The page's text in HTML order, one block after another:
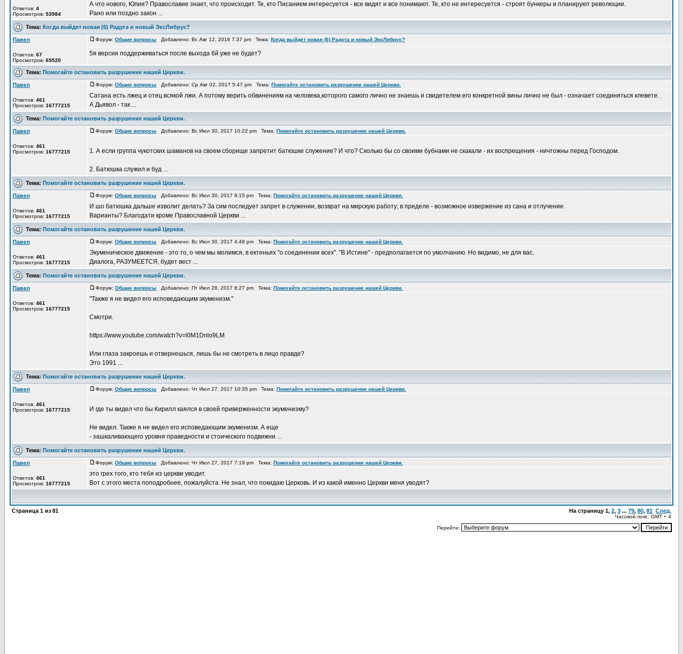
Ответов: 4
Просмотров: 53984
А что нового, Юлия? Православие знает, что происходит. Те, кто Писанием интересуется - все видят и все понимают. Те, кто не интересуется - строят бункеры и планируют революции.
Рано или поздно закон ...
Тема: Когда выйдет новая (6) Радуга и новый ЭксЛибрус?
Павел
Ответов: 67
Просмотров: 65520
Форум: Общие вопросы Добавлено: Вс Авг 12, 2018 7:37 pm Тема: Когда выйдет новая (6) Радуга и новый ЭксЛибрус?
5я версия поддерживаться после выхода 6й уже не будет?
Тема: Помогайте остановить разрушение нашей Церкви.
Павел
Ответов: 461
Просмотров: 16777215
Форум: Общие вопросы Добавлено: Ср Авг 02, 2017 5:47 pm Тема: Помогайте остановить разрушение нашей Церкви.
Сатана есть лжец и отец всякой лжи. А потому верить обвинениям на человека,которого самого лично не знаешь и свидетелем его конкретной вины лично не был - означает соединяться клевете.
А Дьявол - так ...
Тема: Помогайте остановить разрушение нашей Церкви.
Павел
Ответов: 461
Просмотров: 16777215
Форум: Общие вопросы Добавлено: Вс Июл 30, 2017 10:22 pm Тема: Помогайте остановить разрушение нашей Церкви.
1. А если группа чукотских шаманов на своем сборище запретит батюшке служение? И что? Сколько бы со своими бубнами не скакали - их воспрещения - ничтожны перед Господом.
2. Батюшка служил и буд ...
Тема: Помогайте остановить разрушение нашей Церкви.
Павел
Ответов: 461
Просмотров: 16777215
Форум: Общие вопросы Добавлено: Вс Июл 30, 2017 8:15 pm Тема: Помогайте остановить разрушение нашей Церкви.
И шо батюшка дальше изволит делать? За сим последует запрет в служении, возврат на мирскую работу; в пределе - возможное извержение из сана и отлучение.
Варианты? Благодати кроме Православной Церкви ...
Тема: Помогайте остановить разрушение нашей Церкви.
Павел
Ответов: 461
Просмотров: 16777215
Форум: Общие вопросы Добавлено: Вс Июл 30, 2017 4:48 pm Тема: Помогайте остановить разрушение нашей Церкви.
Экуменическое движение - это то, о чем мы молимся, в ектеньях "о соединении всех". "В Истине" - предполагается по умолчанию. Но видимо, не для вас.
Диалога, РАЗУМЕЕТСЯ, будет вест ...
Тема: Помогайте остановить разрушение нашей Церкви.
Павел
Ответов: 461
Просмотров: 16777215
Форум: Общие вопросы Добавлено: Пт Июл 28, 2017 8:27 pm Тема: Помогайте остановить разрушение нашей Церкви.
"Также я не видел его исповедающим экуменизм."
Смотри.
https://www.youtube.com/watch?v=l0M1Dnlo9LM
Или глаза закроешь и отвернешься, лишь бы не смотреть в лицо правде?
Это 1991 ...
Тема: Помогайте остановить разрушение нашей Церкви.
Павел
Ответов: 461
Просмотров: 16777215
Форум: Общие вопросы Добавлено: Чт Июл 27, 2017 10:35 pm Тема: Помогайте остановить разрушение нашей Церкви.
И где ты видел что бы Кирилл каялся в своей приверженности экуменизму?
Не видел. Также я не видел его исповедающим экуменизм. А еще
- зашкаливающего уровня праведности и стоического подвижни ...
Тема: Помогайте остановить разрушение нашей Церкви.
Павел
Ответов: 461
Просмотров: 16777215
Форум: Общие вопросы Добавлено: Чт Июл 27, 2017 7:19 pm Тема: Помогайте остановить разрушение нашей Церкви.
это грех того, кто тебя из церкви уводит.
Вот с этого места поподробнее, пожалуйста. Не знал, что покидаю Церковь. И из какой именно Церкви меня уводят?
Страница 1 из 81 На страницу 1, 2, 3 ... 79, 80, 81 След.
Часовой пояс: GMT + 4
Перейти: